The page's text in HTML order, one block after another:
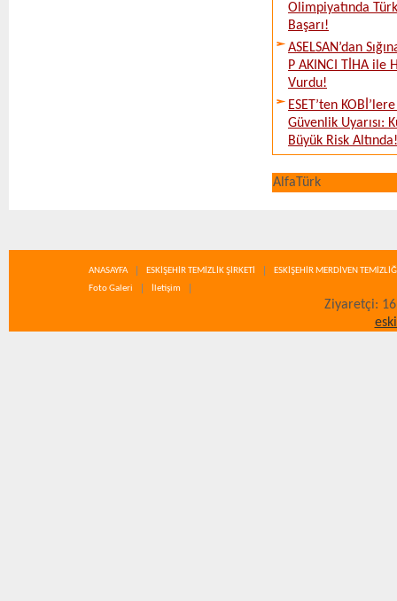
Olimpiyatında
Başarı!
ASELSAN’dan
P AKINCI TİHA ile
Vurdu!
ESET’ten
Güvenlik Uyarısı:
Büyük Risk Altında!
AlfaTürk
ANASAYFA ESKİŞEHİR TEMİZLİK ŞİRKETİ
ESKİŞEHİR MERDİVEN
Foto Galeri
İletişim
Ziyaretçi: